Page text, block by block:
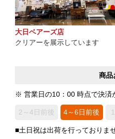
大日ベアーズ店
クリアーを展示しています
商品
※ 営業日の10：00 時点で決済
2～4日前後 4～6日前後
■土日祝は出荷を行っておりま